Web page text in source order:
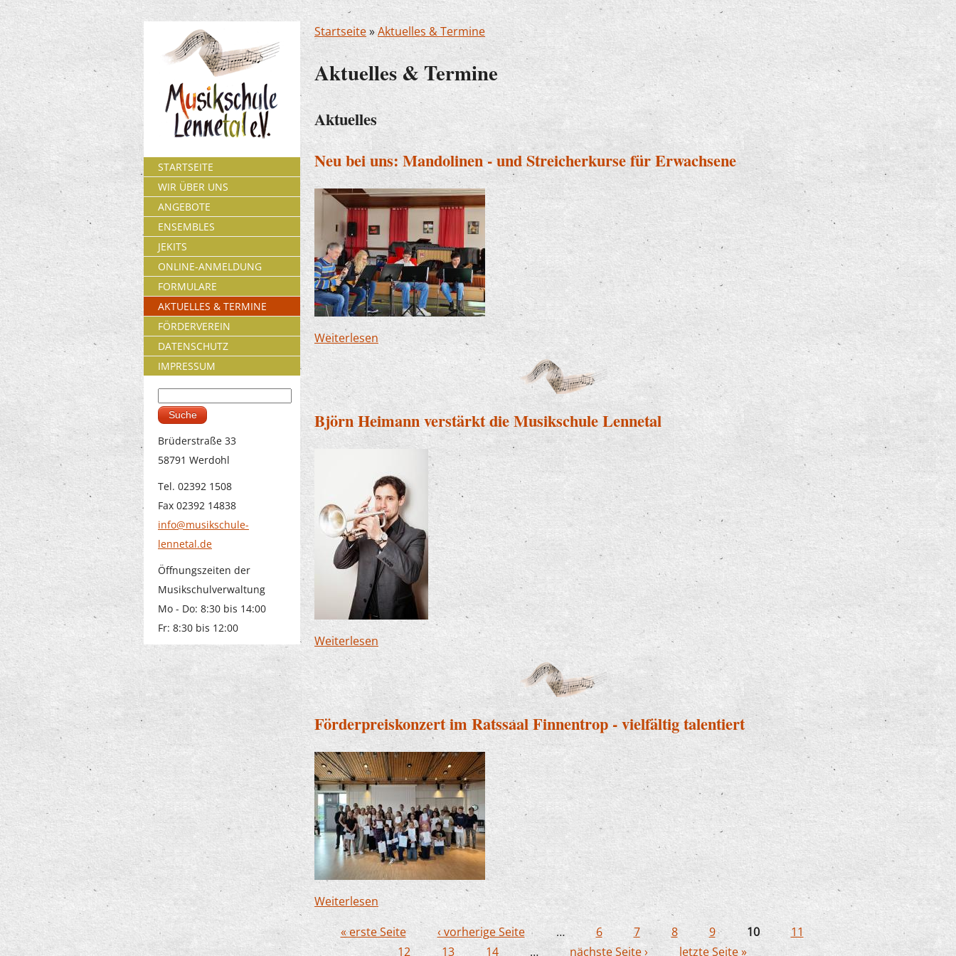
Startseite»Aktuelles & Termine
Aktuelles & Termine
Aktuelles
Neu bei uns: Mandolinen - und Streicherkurse für Erwachsene
Weiterlesen über Neu bei uns: Mandolinen - und Streicherkurse für Erwachsene
Björn Heimann verstärkt die Musikschule Lennetal
Weiterlesen über Björn Heimann verstärkt die Musikschule Lennetal
Förderpreiskonzert im Ratssaal Finnentrop - vielfältig talentiert
Weiterlesen über Förderpreiskonzert im Ratssaal Finnentrop - vielfältig talentiert
Seiten
« erste Seite ‹ vorherige Seite … 6 7 8 9 10
11
12
13 14 … nächste Seite › letzte Seite »
STARTSEITE
WIR ÜBER UNS
ANGEBOTE
ENSEMBLES
JEKITS
ONLINE-ANMELDUNG
FORMULARE
AKTUELLES & TERMINE
FÖRDERVEREIN
DATENSCHUTZ
IMPRESSUM
Suchformular
Brüderstraße 33
58791 Werdohl
Tel. 02392 1508
Fax 02392 14838
info@musikschule-
lennetal.de
Öffnungszeiten der
Musikschulverwaltung
Mo - Do: 8:30 bis 14:00
Fr: 8:30 bis 12:00